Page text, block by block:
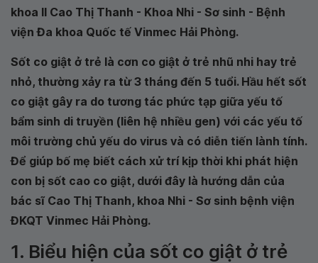
khoa II Cao Thị Thanh - Khoa Nhi - Sơ sinh - Bệnh
viện Đa khoa Quốc tế Vinmec Hải Phòng.
Sốt co giật ở trẻ là cơn co giật ở trẻ nhũ nhi hay trẻ
nhỏ, thường xảy ra từ 3 tháng đến 5 tuổi. Hầu hết sốt
co giật gây ra do tương tác phức tạp giữa yếu tố
bẩm sinh di truyền (liên hệ nhiều gen) với các yếu tố
môi trường chủ yếu do virus và có diễn tiến lành tính.
Để giúp bố mẹ biết cách xử trí kịp thời khi phát hiện
con bị sốt cao co giật, dưới đây là hướng dẫn của
bác sĩ Cao Thị Thanh, khoa Nhi - Sơ sinh bệnh viện
ĐKQT Vinmec Hải Phòng.
1. Biểu hiện của sốt co giật ở trẻ